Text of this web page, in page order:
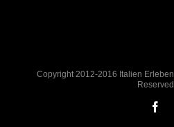
Copyright 2012-2016 Italien
Reserved